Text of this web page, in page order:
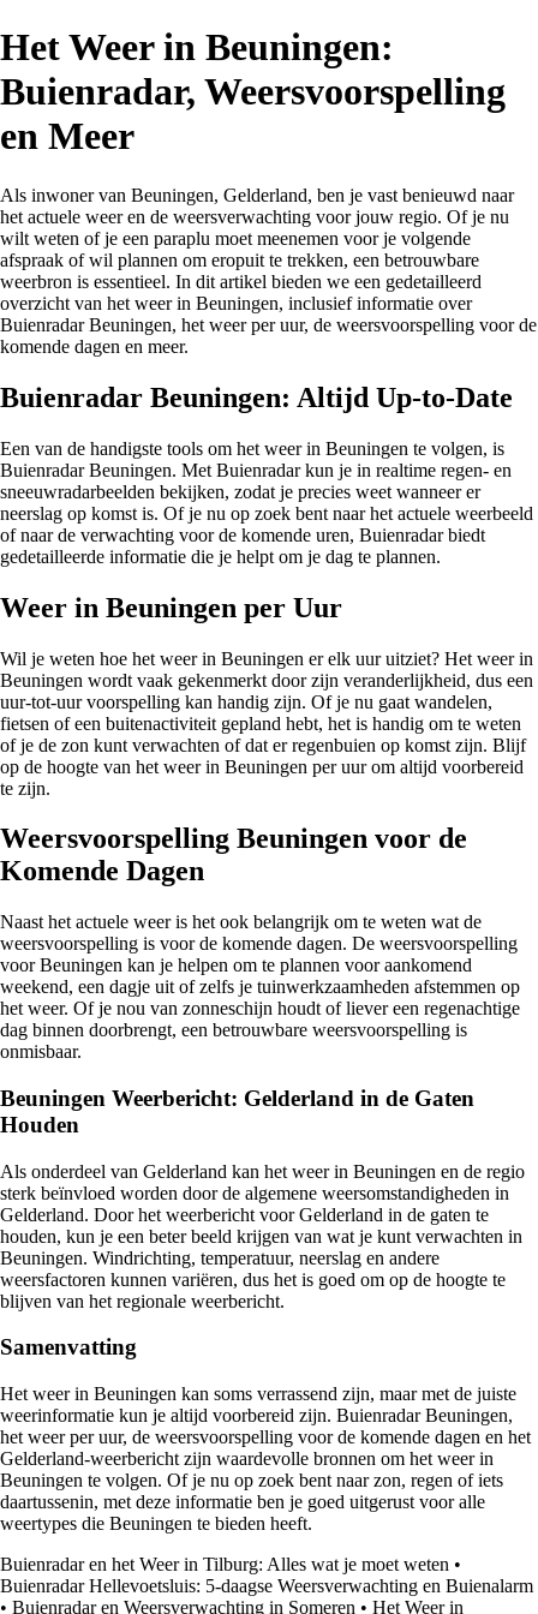
Het Weer in Beuningen:
Buienradar, Weersvoorspelling
en Meer
Als inwoner van Beuningen, Gelderland, ben je vast benieuwd naar
het actuele weer en de weersverwachting voor jouw regio. Of je nu
wilt weten of je een paraplu moet meenemen voor je volgende
afspraak of wil plannen om eropuit te trekken, een betrouwbare
weerbron is essentieel. In dit artikel bieden we een gedetailleerd
overzicht van het weer in Beuningen, inclusief informatie over
Buienradar Beuningen, het weer per uur, de weersvoorspelling voor de
komende dagen en meer.
Buienradar Beuningen: Altijd Up-to-Date
Een van de handigste tools om het weer in Beuningen te volgen, is
Buienradar Beuningen. Met Buienradar kun je in realtime regen- en
sneeuwradarbeelden bekijken, zodat je precies weet wanneer er
neerslag op komst is. Of je nu op zoek bent naar het actuele weerbeeld
of naar de verwachting voor de komende uren, Buienradar biedt
gedetailleerde informatie die je helpt om je dag te plannen.
Weer in Beuningen per Uur
Wil je weten hoe het weer in Beuningen er elk uur uitziet? Het weer in
Beuningen wordt vaak gekenmerkt door zijn veranderlijkheid, dus een
uur-tot-uur voorspelling kan handig zijn. Of je nu gaat wandelen,
fietsen of een buitenactiviteit gepland hebt, het is handig om te weten
of je de zon kunt verwachten of dat er regenbuien op komst zijn. Blijf
op de hoogte van het weer in Beuningen per uur om altijd voorbereid
te zijn.
Weersvoorspelling Beuningen voor de
Komende Dagen
Naast het actuele weer is het ook belangrijk om te weten wat de
weersvoorspelling is voor de komende dagen. De weersvoorspelling
voor Beuningen kan je helpen om te plannen voor aankomend
weekend, een dagje uit of zelfs je tuinwerkzaamheden afstemmen op
het weer. Of je nou van zonneschijn houdt of liever een regenachtige
dag binnen doorbrengt, een betrouwbare weersvoorspelling is
onmisbaar.
Beuningen Weerbericht: Gelderland in de Gaten
Houden
Als onderdeel van Gelderland kan het weer in Beuningen en de regio
sterk beïnvloed worden door de algemene weersomstandigheden in
Gelderland. Door het weerbericht voor Gelderland in de gaten te
houden, kun je een beter beeld krijgen van wat je kunt verwachten in
Beuningen. Windrichting, temperatuur, neerslag en andere
weersfactoren kunnen variëren, dus het is goed om op de hoogte te
blijven van het regionale weerbericht.
Samenvatting
Het weer in Beuningen kan soms verrassend zijn, maar met de juiste
weerinformatie kun je altijd voorbereid zijn. Buienradar Beuningen,
het weer per uur, de weersvoorspelling voor de komende dagen en het
Gelderland-weerbericht zijn waardevolle bronnen om het weer in
Beuningen te volgen. Of je nu op zoek bent naar zon, regen of iets
daartussenin, met deze informatie ben je goed uitgerust voor alle
weertypes die Beuningen te bieden heeft.
Buienradar en het Weer in Tilburg: Alles wat je moet weten •
Buienradar Hellevoetsluis: 5-daagse Weersverwachting en Buienalarm
• Buienradar en Weersverwachting in Someren • Het Weer in